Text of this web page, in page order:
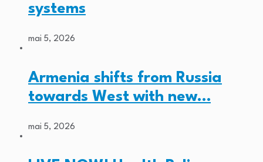
systems
mai 5, 2026
Armenia shifts from Russia
towards West with new…
mai 5, 2026